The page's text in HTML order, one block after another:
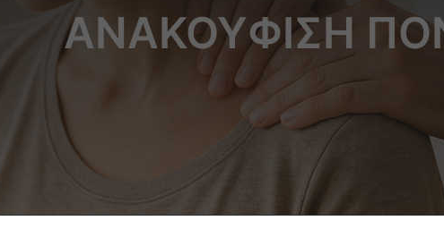
ΑΝΑΚΟΎΦΙΣΗ